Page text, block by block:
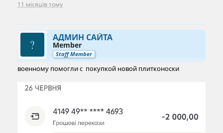
11 місяців тому
АДМИН САЙТА
Member
Staff Member
военному помогли с покупкой новой плитконоски